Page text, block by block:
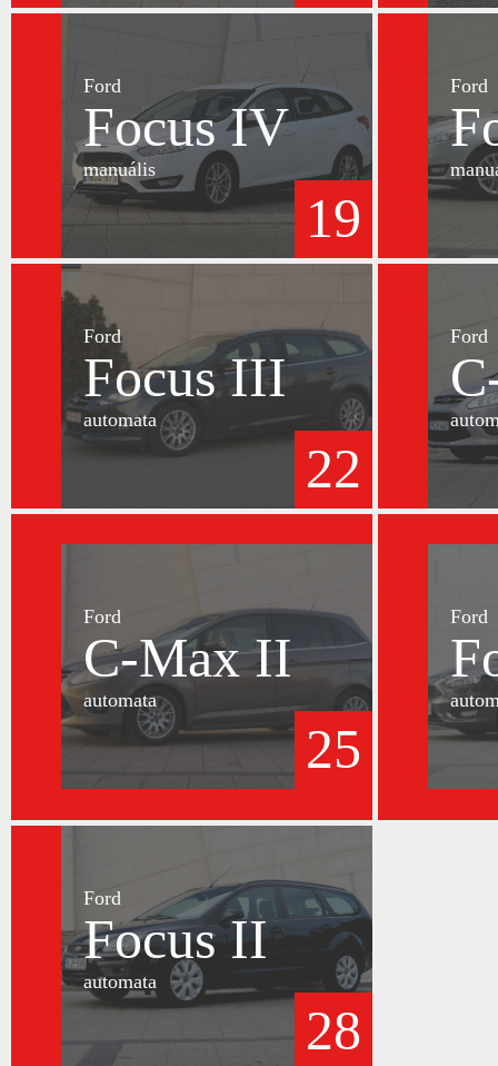
Ford
Focus IV
manuális
19
Ford
Ford
Focus III
automata
22
Ford
Ford
C-Max II
automata
25
Ford
Ford
Focus II
automata
28